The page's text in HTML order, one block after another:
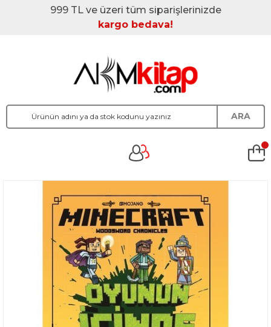
999 TL ve üzeri tüm siparişlerinizde
kargo bedava!
ARA